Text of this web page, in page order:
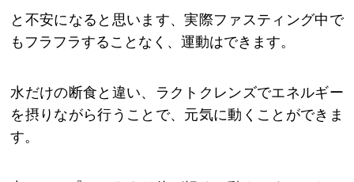
と不安になると思います、実際ファスティング中で
もフラフラすることなく、運動はできます。
水だけの断食と違い、ラクトクレンズでエネルギー
を摂りながら行うことで、元気に動くことができま
す。